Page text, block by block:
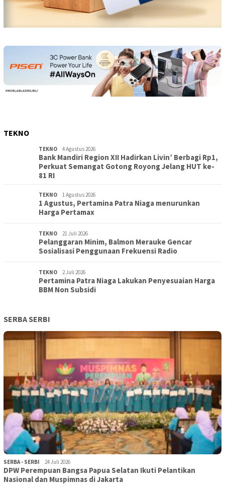
TEKNO
TEKNO 4 Agustus 2026
Bank Mandiri Region XII Hadirkan Livin’ Berbagi Rp1,
Perkuat Semangat Gotong Royong Jelang HUT ke-
81 RI
TEKNO 1 Agustus 2026
1 Agustus, Pertamina Patra Niaga menurunkan
Harga Pertamax
TEKNO 21 Juli 2026
Pelanggaran Minim, Balmon Merauke Gencar
Sosialisasi Penggunaan Frekuensi Radio
TEKNO 2 Juli 2026
Pertamina Patra Niaga Lakukan Penyesuaian Harga
BBM Non Subsidi
SERBA SERBI
SERBA - SERBI 24 Juli 2026
DPW Perempuan Bangsa Papua Selatan Ikuti Pelantikan
Nasional dan Muspimnas di Jakarta